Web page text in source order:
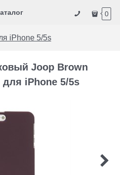
0
iPhone 5/5s
Joop Brown
iPhone 5/5s